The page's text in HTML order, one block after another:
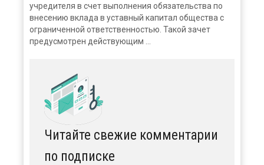
учредителя в счет выполнения обязательства по
внесению вклада в уставный капитал общества с
ограниченной ответственностью. Такой зачет
предусмотрен действующим ...
Читайте свежие комментарии
по подписке